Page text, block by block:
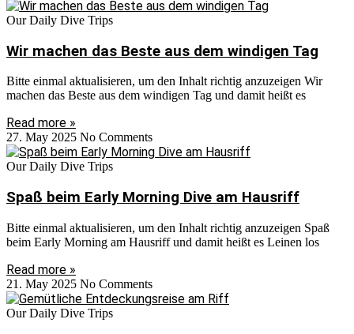
Our Daily Dive Trips
Wir machen das Beste aus dem windigen Tag
Bitte einmal aktualisieren, um den Inhalt richtig anzuzeigen Wir
machen das Beste aus dem windigen Tag und damit heißt es
Read more »
27. May 2025 No Comments
Our Daily Dive Trips
Spaß beim Early Morning Dive am Hausriff
Bitte einmal aktualisieren, um den Inhalt richtig anzuzeigen Spaß
beim Early Morning am Hausriff und damit heißt es Leinen los
Read more »
21. May 2025 No Comments
Our Daily Dive Trips